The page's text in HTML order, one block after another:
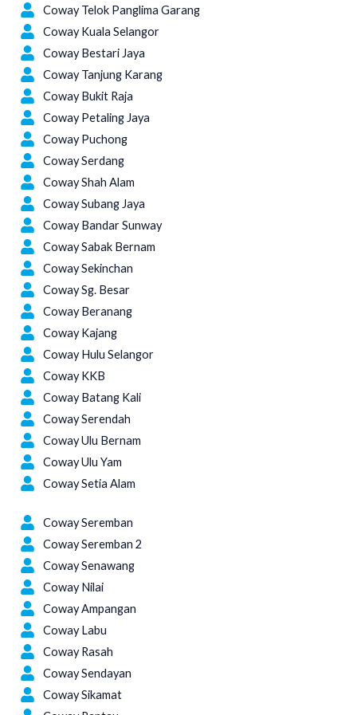
Coway Telok Panglima Garang
Coway Kuala Selangor
Coway Bestari Jaya
Coway Tanjung Karang
Coway Bukit Raja
Coway Petaling Jaya
Coway Puchong
Coway Serdang
Coway Shah Alam
Coway Subang Jaya
Coway Bandar Sunway
Coway Sabak Bernam
Coway Sekinchan
Coway Sg. Besar
Coway Beranang
Coway Kajang
Coway Hulu Selangor
Coway KKB
Coway Batang Kali
Coway Serendah
Coway Ulu Bernam
Coway Ulu Yam
Coway Setia Alam
Negeri Sembilan
Coway Seremban
Coway Seremban 2
Coway Senawang
Coway Nilai
Coway Ampangan
Coway Labu
Coway Rasah
Coway Sendayan
Coway Sikamat